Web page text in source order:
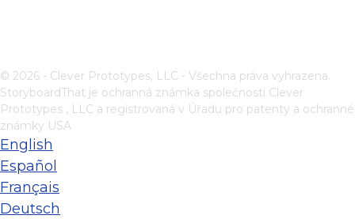
© 2026 - Clever Prototypes, LLC - Všechna práva vyhrazena.
StoryboardThat je ochranná známka společnosti Clever
Prototypes , LLC a registrovaná v Úřadu pro patenty a ochranné
známky USA
English
Español
Français
Deutsch